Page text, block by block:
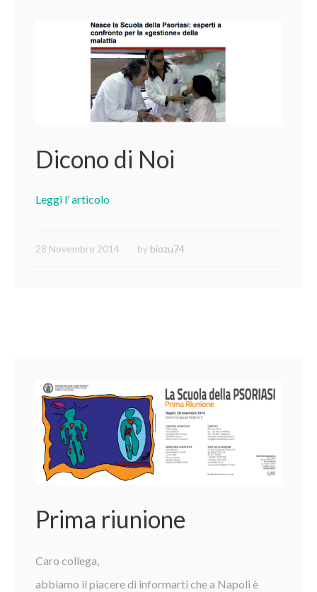
Dicono di Noi
Leggi l’ articolo
28 Novembre 2014 by biozu74
Prima riunione
Caro collega,
abbiamo il piacere di informarti che a Napoli è